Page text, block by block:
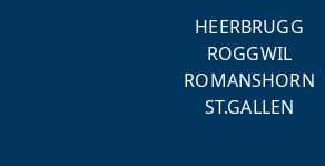
HEERBRUGG
ROGGWIL
ROMANSHORN
ST.GALLEN